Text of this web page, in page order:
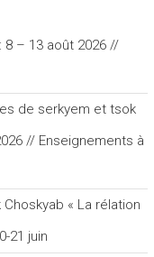
8 – 13 août 2026 //
de serkyem et tsok
// Enseignements à
« La rélation
21 juin